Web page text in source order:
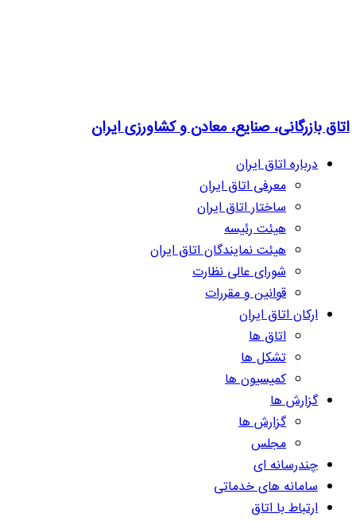
اتاق بازرگانی، صنایع، معادن و کشاورزی ایران
درباره اتاق ایران
معرفی اتاق ایران
ساختار اتاق ایران
هیئت رئیسه
هیئت نمایندگان اتاق ایران
شورای عالی نظارت
قوانین و مقررات
ارکان اتاق ایران
اتاق ها
تشکل ها
کمیسیون ها
گزارش ها
گزارش ها
مجلس
چندرسانه ای
سامانه های خدماتی
ارتباط با اتاق